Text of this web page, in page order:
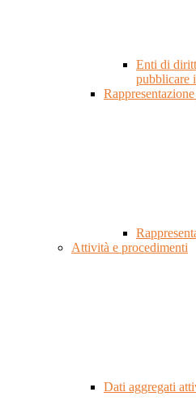
Enti di
pubblicare
Attività e procedimenti
Dati aggregati